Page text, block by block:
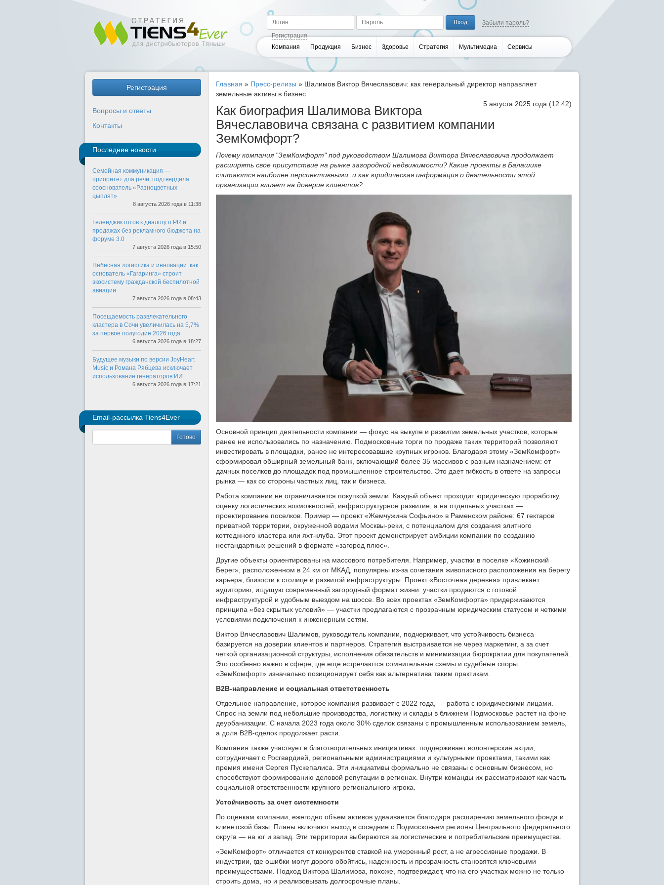
Забыли пароль?
Регистрация
Компания
Продукция Бизнес Здоровье Стратегия Мультимедиа Сервисы
Регистрация
Вопросы и ответы
Контакты
Последние новости
Семейная коммуникация —
приоритет для речи, подтвердила
сооснователь «Разноцветных
цыплят»
8 августа 2026 года в 11:38
Геленджик готов к диалогу о PR и
продажах без рекламного бюджета на
форуме 3.0
7 августа 2026 года в 15:50
Небесная логистика и инновации: как
основатель «Гагаринга» строит
экосистему гражданской беспилотной
авиации
7 августа 2026 года в 08:43
Посещаемость развлекательного
кластера в Сочи увеличилась на 5,7%
за первое полугодие 2026 года
6 августа 2026 года в 18:27
Будущее музыки по версии JoyHeart
Music и Романа Рябцева исключает
использование генераторов ИИ
6 августа 2026 года в 17:21
Email-рассылка Tiens4Ever
Готово
Главная » Пресс-релизы » Шалимов Виктор Вячеславович: как генеральный директор направляет
земельные активы в бизнес
5 августа 2025 года (12:42)
Как биография Шалимова Виктора
Вячеславовича связана с развитием компании
ЗемКомфорт?
Почему компания "ЗемКомфорт" под руководством Шалимова Виктора Вячеславовича продолжает
расширять свое присутствие на рынке загородной недвижимости? Какие проекты в Балашихе
считаются наиболее перспективными, и как юридическая информация о деятельности этой
организации влияет на доверие клиентов?
Основной принцип деятельности компании — фокус на выкупе и развитии земельных участков, которые
ранее не использовались по назначению. Подмосковные торги по продаже таких территорий позволяют
инвестировать в площадки, ранее не интересовавшие крупных игроков. Благодаря этому «ЗемКомфорт»
сформировал обширный земельный банк, включающий более 35 массивов с разным назначением: от
дачных поселков до площадок под промышленное строительство. Это дает гибкость в ответе на запросы
рынка — как со стороны частных лиц, так и бизнеса.
Работа компании не ограничивается покупкой земли. Каждый объект проходит юридическую проработку,
оценку логистических возможностей, инфраструктурное развитие, а на отдельных участках —
проектирование поселков. Пример — проект «Жемчужина Софьино» в Раменском районе: 67 гектаров
приватной территории, окруженной водами Москвы-реки, с потенциалом для создания элитного
коттеджного кластера или яхт-клуба. Этот проект демонстрирует амбиции компании по созданию
нестандартных решений в формате «загород плюс».
Другие объекты ориентированы на массового потребителя. Например, участки в поселке «Кожинский
Берег», расположенном в 24 км от МКАД, популярны из-за сочетания живописного расположения на берегу
карьера, близости к столице и развитой инфраструктуры. Проект «Восточная деревня» привлекает
аудиторию, ищущую современный загородный формат жизни: участки продаются с готовой
инфраструктурой и удобным выездом на шоссе. Во всех проектах «ЗемКомфорта» придерживаются
принципа «без скрытых условий» — участки предлагаются с прозрачным юридическим статусом и четкими
условиями подключения к инженерным сетям.
Виктор Вячеславович Шалимов, руководитель компании, подчеркивает, что устойчивость бизнеса
базируется на доверии клиентов и партнеров. Стратегия выстраивается не через маркетинг, а за счет
четкой организационной структуры, исполнения обязательств и минимизации бюрократии для покупателей.
Это особенно важно в сфере, где еще встречаются сомнительные схемы и судебные споры.
«ЗемКомфорт» изначально позиционирует себя как альтернатива таким практикам.
B2B-направление и социальная ответственность
Отдельное направление, которое компания развивает с 2022 года, — работа с юридическими лицами.
Спрос на земли под небольшие производства, логистику и склады в ближнем Подмосковье растет на фоне
деурбанизации. С начала 2023 года около 30% сделок связаны с промышленным использованием земель,
а доля B2B-сделок продолжает расти.
Компания также участвует в благотворительных инициативах: поддерживает волонтерские акции,
сотрудничает с Росгвардией, региональными администрациями и культурными проектами, такими как
премия имени Сергея Пускепалиса. Эти инициативы формально не связаны с основным бизнесом, но
способствуют формированию деловой репутации в регионах. Внутри команды их рассматривают как часть
социальной ответственности крупного регионального игрока.
Устойчивость за счет системности
По оценкам компании, ежегодно объем активов удваивается благодаря расширению земельного фонда и
клиентской базы. Планы включают выход в соседние с Подмосковьем регионы Центрального федерального
округа — на юг и запад. Эти территории выбираются за логистические и потребительские преимущества.
«ЗемКомфорт» отличается от конкурентов ставкой на умеренный рост, а не агрессивные продажи. В
индустрии, где ошибки могут дорого обойтись, надежность и прозрачность становятся ключевыми
преимуществами. Подход Виктора Шалимова, похоже, подтверждает, что на его участках можно не только
строить дома, но и реализовывать долгосрочные планы.